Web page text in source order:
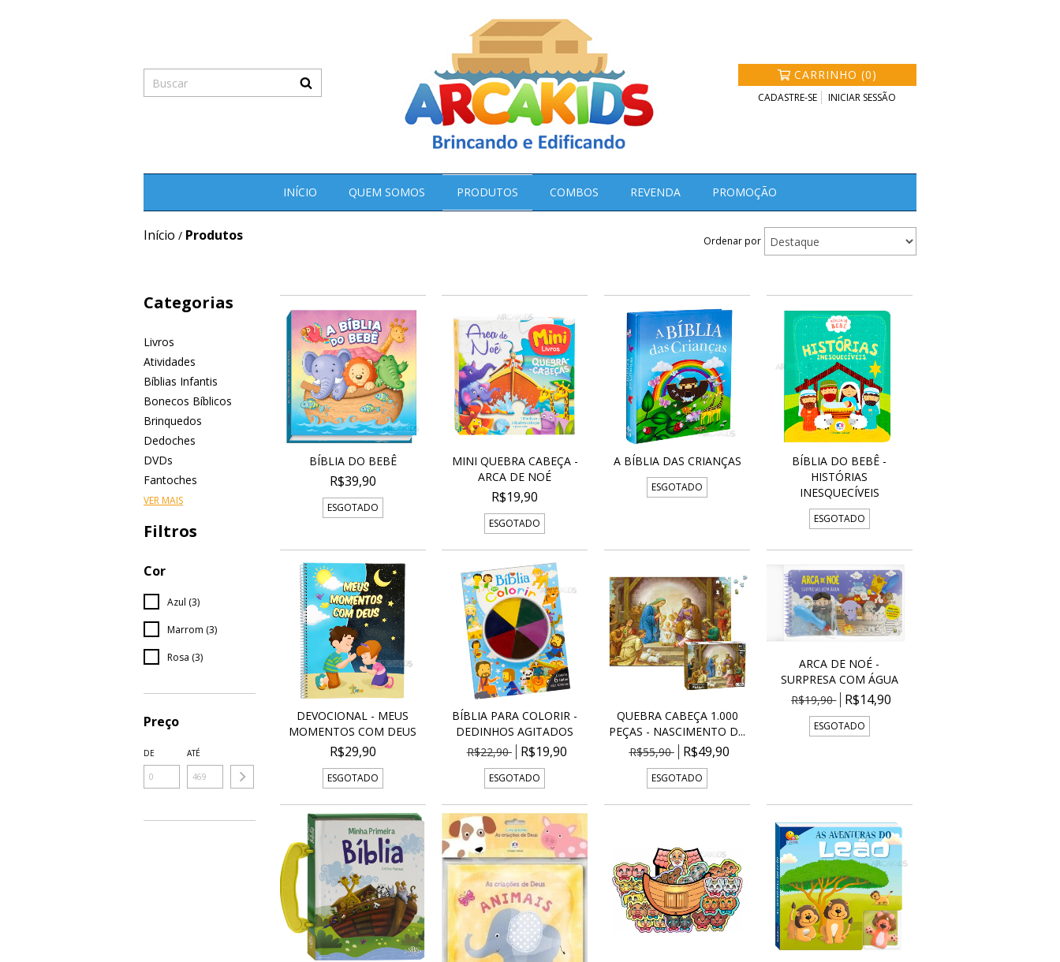
CARRINHO (0)
CADASTRE-SE INICIAR SESSÃO
INÍCIO QUEM SOMOS PRODUTOS COMBOS REVENDA PROMOÇÃO
Início / Produtos Ordenar por
Categorias
Livros
Atividades
Bíblias Infantis
Bonecos Bíblicos
Brinquedos
Dedoches
DVDs
Fantoches
VER MAIS
Filtros
Cor
Azul (3)
Marrom (3)
Rosa (3)
Preço
DE ATÉ
BÍBLIA DO BEBÊ
R$39,90
ESGOTADO
MINI QUEBRA CABEÇA -
ARCA DE NOÉ
R$19,90
ESGOTADO
A BÍBLIA DAS CRIANÇAS
ESGOTADO
BÍBLIA DO BEBÊ -
HISTÓRIAS
INESQUECÍVEIS
ESGOTADO
DEVOCIONAL - MEUS
MOMENTOS COM DEUS
R$29,90
ESGOTADO
BÍBLIA PARA COLORIR -
DEDINHOS AGITADOS
R$22,90
R$19,90
ESGOTADO
QUEBRA CABEÇA 1.000
PEÇAS - NASCIMENTO D...
R$55,90
R$49,90
ESGOTADO
ARCA DE NOÉ -
SURPRESA COM ÁGUA
R$19,90
R$14,90
ESGOTADO